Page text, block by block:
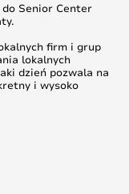
Senior Center
firm i grup
lokalnych
dzień pozwala na
i wysoko